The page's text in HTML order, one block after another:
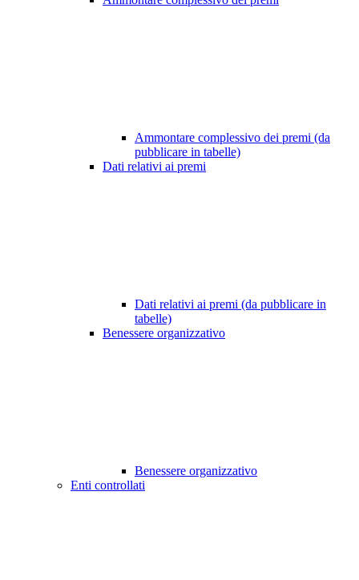
Ammontare complessivo dei premi (da
pubblicare in tabelle)
Dati relativi ai premi
Dati relativi ai premi (da pubblicare in
tabelle)
Benessere organizzativo
Benessere organizzativo
Enti controllati